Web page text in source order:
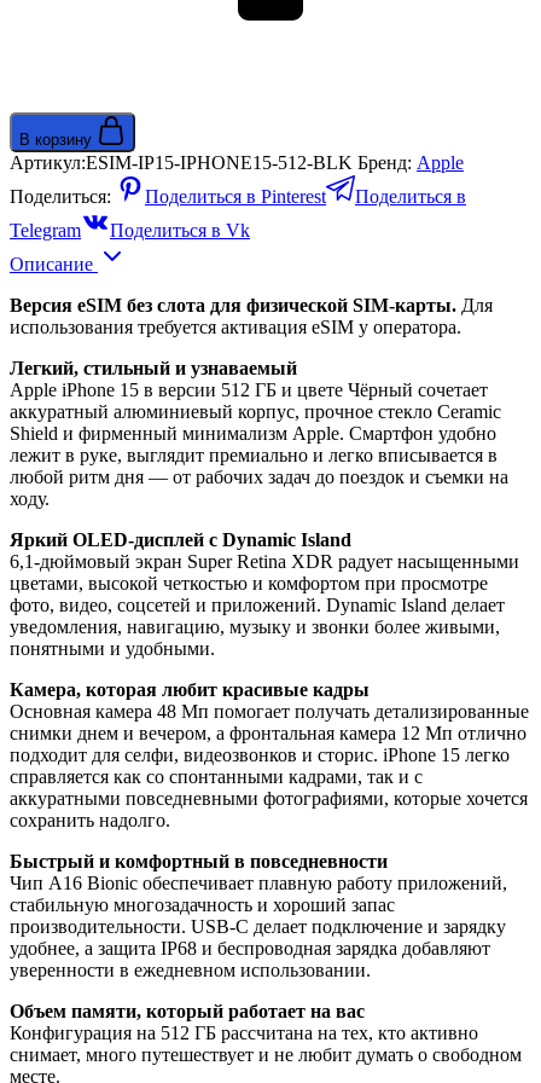
В корзину
Артикул:ESIM-IP15-IPHONE15-512-BLK Бренд: Apple
Поделиться:
Поделиться в Pinterest
Поделиться в
Telegram
Поделиться в Vk
Описание
Версия eSIM без слота для физической SIM-карты. Для
использования требуется активация eSIM у оператора.
Легкий, стильный и узнаваемый
Apple iPhone 15 в версии 512 ГБ и цвете Чёрный сочетает
аккуратный алюминиевый корпус, прочное стекло Ceramic
Shield и фирменный минимализм Apple. Смартфон удобно
лежит в руке, выглядит премиально и легко вписывается в
любой ритм дня — от рабочих задач до поездок и съемки на
ходу.
Яркий OLED-дисплей с Dynamic Island
6,1-дюймовый экран Super Retina XDR радует насыщенными
цветами, высокой четкостью и комфортом при просмотре
фото, видео, соцсетей и приложений. Dynamic Island делает
уведомления, навигацию, музыку и звонки более живыми,
понятными и удобными.
Камера, которая любит красивые кадры
Основная камера 48 Мп помогает получать детализированные
снимки днем и вечером, а фронтальная камера 12 Мп отлично
подходит для селфи, видеозвонков и сторис. iPhone 15 легко
справляется как со спонтанными кадрами, так и с
аккуратными повседневными фотографиями, которые хочется
сохранить надолго.
Быстрый и комфортный в повседневности
Чип A16 Bionic обеспечивает плавную работу приложений,
стабильную многозадачность и хороший запас
производительности. USB‑C делает подключение и зарядку
удобнее, а защита IP68 и беспроводная зарядка добавляют
уверенности в ежедневном использовании.
Объем памяти, который работает на вас
Конфигурация на 512 ГБ рассчитана на тех, кто активно
снимает, много путешествует и не любит думать о свободном
месте.